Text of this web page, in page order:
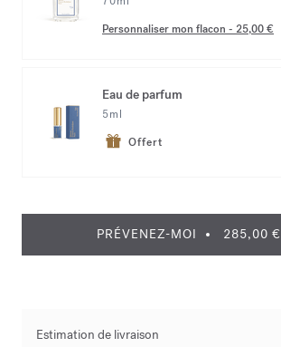
Personnaliser mon flacon - 25,00 €
Eau de parfum
5ml
Offert
PRÉVENEZ-MOI 285,00 €
Estimation de livraison